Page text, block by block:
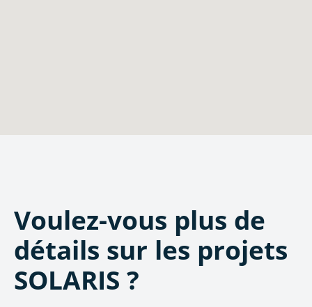
Voulez-vous plus de
détails sur les projets
SOLARIS ?